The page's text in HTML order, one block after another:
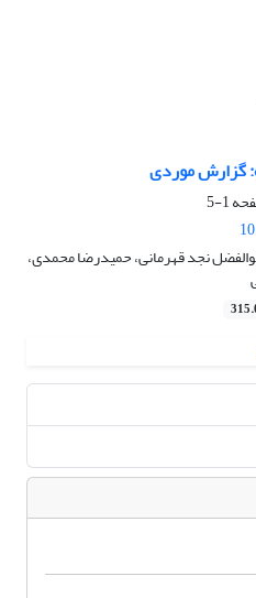
گزارش موردی
1-5
نجد قهرمانی، حمیدرضا محمدی،